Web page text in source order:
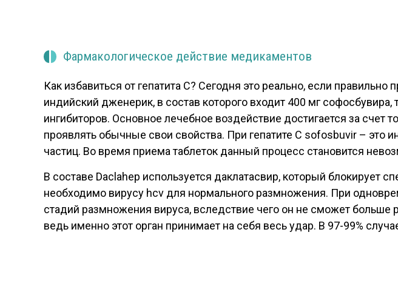
Фармакологическое действие медикаментов
Как избавиться от гепатита С? Сегодня это реально, если
индийский дженерик, в состав которого входит 400 мг
ингибиторов. Основное лечебное воздействие достигается за счет
проявлять обычные свои свойства. При гепатите С sofosbuvir – это
частиц. Во время приема таблеток данный процесс становится
В составе Daclahep используется даклатасвир, который блокирует
необходимо вирусу hcv для нормального размножения. При
стадий размножения вируса, вследствие чего он не сможет больше
ведь именно этот орган принимает на себя весь удар. В 97-99%